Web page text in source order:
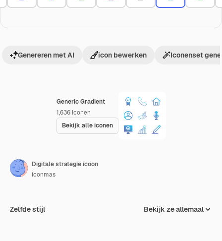
Generic Gradient
1,636 Iconen
Bekijk alle iconen
Genereren met AI icon bewerken Iconenset
Digitale strategie icoon
iconmas
Zelfde stijl Bekijk ze allemaal